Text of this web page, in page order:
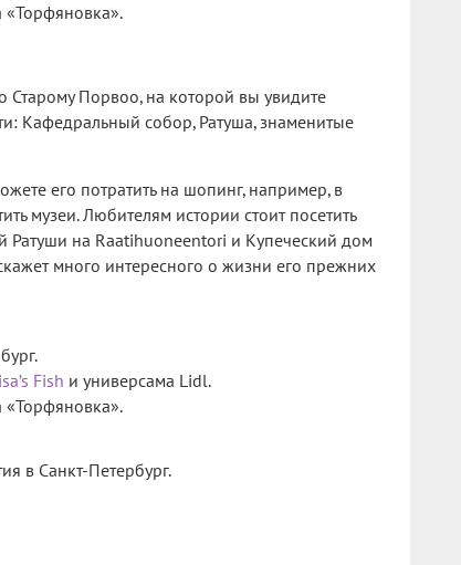
«Торфяновка».
Старому Порвоо, на которой вы увидите
Кафедральный собор, Ратуша, знаменитые
его потратить на шопинг, например, в
музеи. Любителям истории стоит посетить
Ратуши на Raatihuoneentori и Купеческий дом
много интересного о жизни его прежних
Fish и универсама Lidl.
«Торфяновка».
в Санкт-Петербург.